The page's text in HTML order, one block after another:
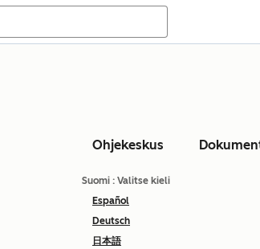
Ohjekeskus
Suomi : Valitse kieli
Español
Deutsch
日本語